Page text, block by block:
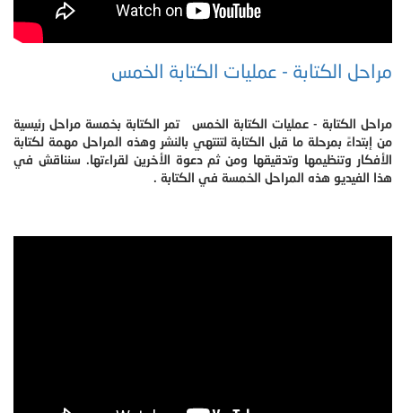
مراحل الكتابة - عمليات الكتابة الخمس
مراحل الكتابة - عمليات الكتابة الخمس تمر الكتابة بخمسة مراحل رئيسية
من إبتداءً بمرحلة ما قبل الكتابة لتنتهي بالنشر وهذه المراحل مهمة لكتابة
الأفكار وتنظيمها وتدقيقها ومن ثم دعوة الأخرين لقراءتها. سنناقش في
هذا الفيديو هذه المراحل الخمسة في الكتابة .